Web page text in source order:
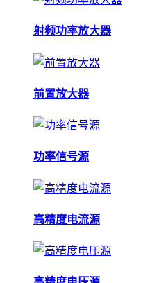
射频功率放大器
前置放大器
功率信号源
高精度电流源